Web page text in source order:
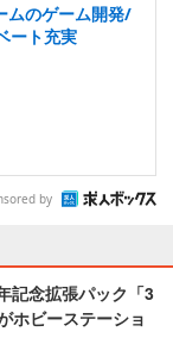
ムのゲーム開発/
ート充実
by
記念拡張パック「3
ホビーステーショ